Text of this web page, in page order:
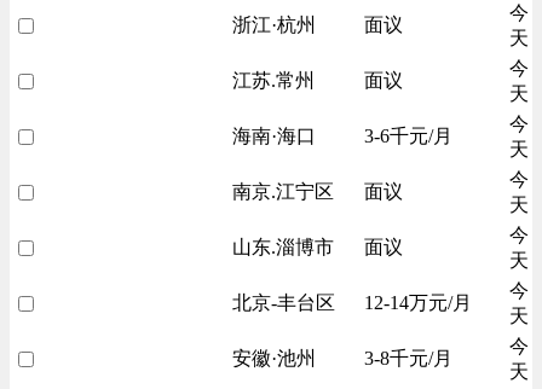
浙江·杭州 面议
今
天
江苏.常州 面议
今
天
海南·海口 3-6千元/月
今
天
南京.江宁区 面议
今
天
山东.淄博市 面议
今
天
北京-丰台区 12-14万元/月
今
天
安徽·池州 3-8千元/月
今
天